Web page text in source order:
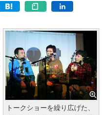
トークショーを繰り広げた、